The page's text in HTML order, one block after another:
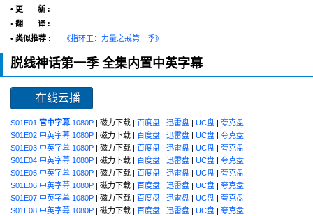
• 更 新 :
• 翻 译 :
• 类似推荐 :
《指环王：力量之戒第一季》
脱线神话第一季 全集内置中英字幕
在线云播
S01E01. 官中字幕 .1080P | 磁力下载 | 百度盘 | 迅雷盘 | UC盘 | 夸克盘
S01E02.中英字幕.1080P | 磁力下载 | 百度盘 | 迅雷盘 | UC盘 | 夸克盘
S01E03.中英字幕.1080P | 磁力下载 | 百度盘 | 迅雷盘 | UC盘 | 夸克盘
S01E04.中英字幕.1080P | 磁力下载 | 百度盘 | 迅雷盘 | UC盘 | 夸克盘
S01E05.中英字幕.1080P | 磁力下载 | 百度盘 | 迅雷盘 | UC盘 | 夸克盘
S01E06.中英字幕.1080P | 磁力下载 | 百度盘 | 迅雷盘 | UC盘 | 夸克盘
S01E07.中英字幕.1080P | 磁力下载 | 百度盘 | 迅雷盘 | UC盘 | 夸克盘
S01E08.中英字幕.1080P | 磁力下载 | 百度盘 | 迅雷盘 | UC盘 | 夸克盘